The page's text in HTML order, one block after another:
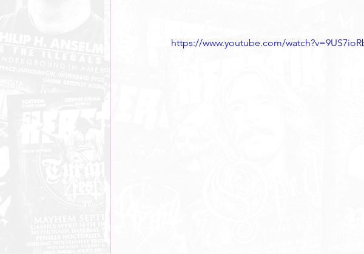
https://www.youtube.com/